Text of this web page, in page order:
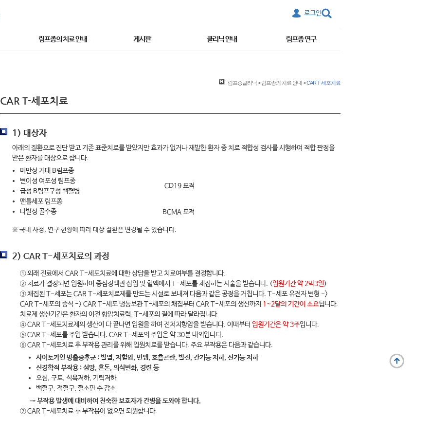
로그인
림프종의 치료 안내 게시판 클리닉 안내 림프종 연구
림프종클리닉>림프종의 치료 안내>CAR T-세포치료
CAR T-세포치료
1) 대상자
아래의 질환으로 진단 받고 기존 표준치료를 받았지만 효과가 없거나 재발한 환자 중 치료 적합성 검사를 시행하여 적합 판정을
받은 환자를 대상으로 합니다.
미만성 거대 B림프종
변이성 여포성 림프종
급성 B림프구성 백혈병
맨틀세포 림프종
다발성 골수종
CD19 표적
BCMA 표적
※ 국내 사정, 연구 현황에 따라 대상 질환은 변경될 수 있습니다.
2) CAR T-세포치료의 과정
① 외래 진료에서 CAR T-세포치료에 대한 상담을 받고 치료여부를 결정합니다.
② 치료가 결정되면 입원하여 중심정맥관 삽입 및 혈액에서 T-세포를 채집하는 시술을 받습니다. (입원기간 약 2박3일)
③ 채집된 T-세포는 CAR T-세포치료제를 만드는 시설로 보내져 다음과 같은 공정을 거칩니다. T-세포 유전자 변형 ->
CAR T-세포의 증식 -> CAR T-세포 냉동보관 T-세포의 채집부터 CAR T-세포의 생산까지 1~2달의 기간이 소요됩니다.
치료제 생산기간은 환자의 이전 항암치료력, T-세포의 질에 따라 달라집니다.
④ CAR T-세포치료제의 생산이 다 끝나면 입원을 하여 전처치항암을 받습니다. 이때부터 입원기간은 약 3주입니다.
⑤ CAR T-세포를 주입 받습니다. CAR T-세포의 주입은 약 30분 내외입니다.
⑥ CAR T-세포치료 후 부작용 관리를 위해 입원치료를 받습니다. 주요 부작용은 다음과 같습니다.
사이토카인 방출증후군 : 발열, 저혈압, 빈맵, 호흡곤란, 발진, 간기능 저하, 신기능 저하
신경학적 부작용 : 섬망, 혼돈, 의식변화, 경련 등
오심, 구토, 식욕저하, 기력저하
백혈구, 적혈구, 혈소판 수 감소
→ 부작용 발생에 대비하여 친숙한 보호자가 간병을 도와야 합니다.
⑦ CAR T-세포치료 후 부작용이 없으면 퇴원합니다.